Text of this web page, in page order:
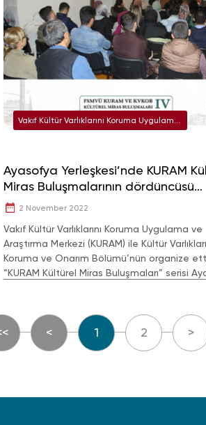
Vakıf Kültür Varlıklarını Koruma Uygulama
Ayasofya Yerleşkesi’nde KURAM
Miras Buluşmalarının dördüncüsü
gerçekleşti !
2 November 2022
Vakıf Kültür Varlıklarını Koruma Uygulama ve
Araştırma Merkezi (KURAM) ile Kültür
Koruma ve Onarım Bölümü’nün organize
“KURAM Kültürel Miras Buluşmaları” serisi
<< < 1 2 >